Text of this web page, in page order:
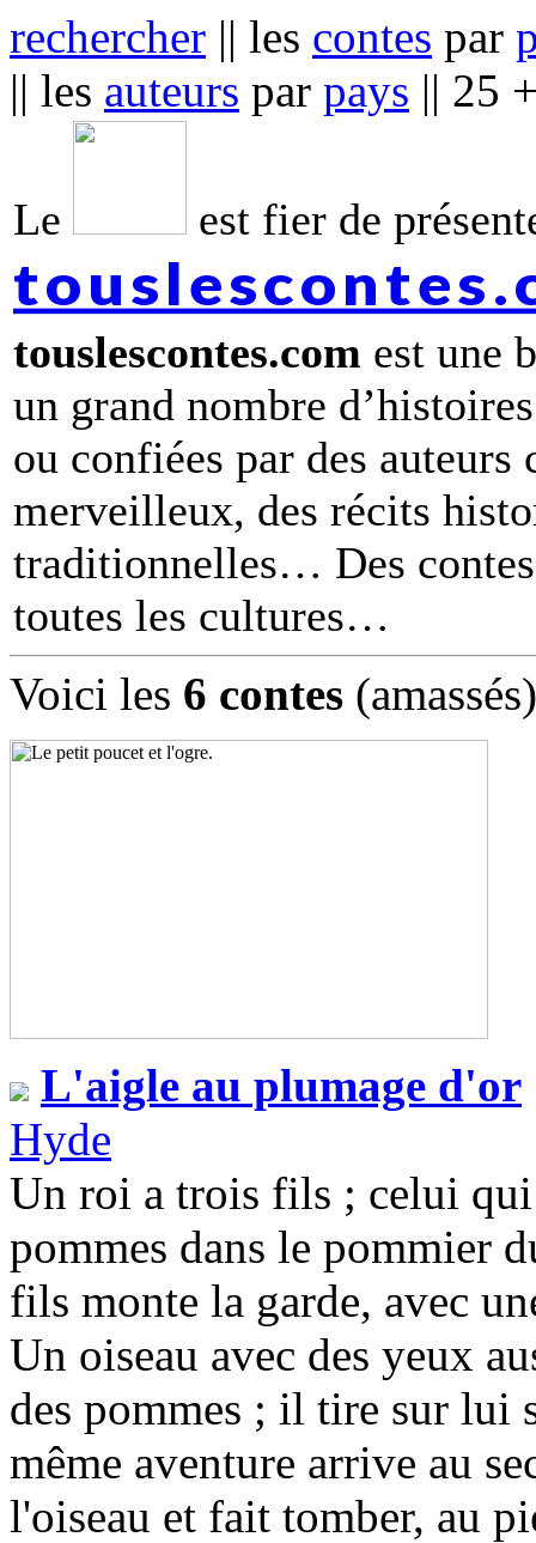
rechercher || les contes par
|| les auteurs par pays || 25
Le est fier de
touslescontes.com est une
un grand nombre
ou confiées par des
merveilleux, des récits
traditionnelles… Des
toutes les cultures
Voici les 6 contes
L'aigle au plumage d'or
Hyde
Un roi a trois fils ; celui
pommes dans le pommier
fils monte la garde, avec
Un oiseau avec des yeux
des pommes ; il tire sur lui
même aventure arrive au
l'oiseau et fait tomber, au